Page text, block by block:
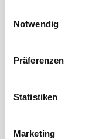
Notwendig
Präferenzen
Statistiken
Marketing